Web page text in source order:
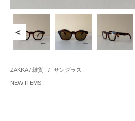
＜
ZAKKA / 雑貨 / サングラス
NEW ITEMS